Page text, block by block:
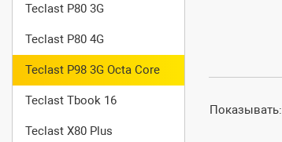
Teclast P80 3G
Teclast P80 4G
Teclast P98 3G Octa Core
Teclast Tbook 16
Teclast X80 Plus
Показывать: